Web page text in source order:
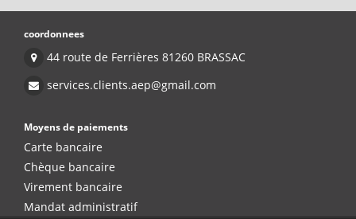
coordonnees
44 route de Ferrières 81260 BRASSAC
services.clients.aep@gmail.com
Moyens de paiements
Carte bancaire
Chèque bancaire
Virement bancaire
Mandat administratif